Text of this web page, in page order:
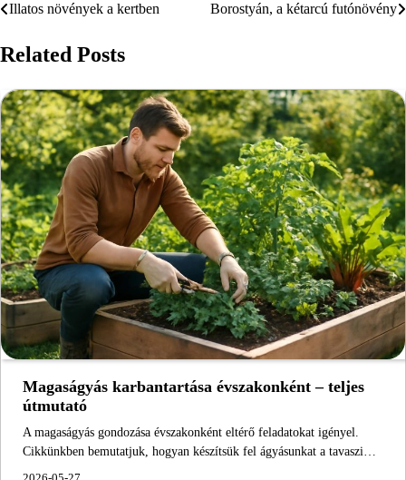
Bejegyzés
navigáció
Illatos növények a kertben Borostyán, a kétarcú futónövény
Related Posts
Magaságyás karbantartása évszakonként – teljes
útmutató
A magaságyás gondozása évszakonként eltérő feladatokat igényel.
Cikkünkben bemutatjuk, hogyan készítsük fel ágyásunkat a tavaszi…